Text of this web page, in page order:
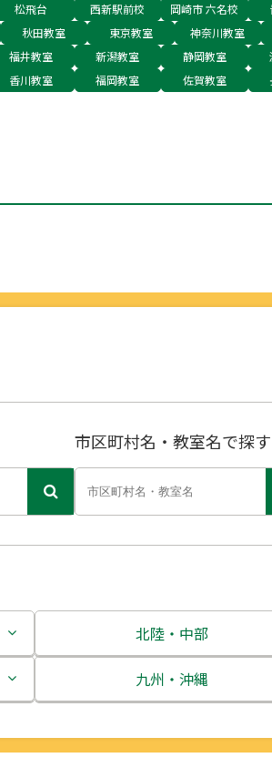
松飛台 西新駅前校 岡崎市 六名校
秋田教室 東京教室 神奈川教室
福井教室 新潟教室 静岡教室
香川教室 福岡教室 佐賀教室
市区町村名・教室名で探す
北陸・中部
新潟県
九州・沖縄